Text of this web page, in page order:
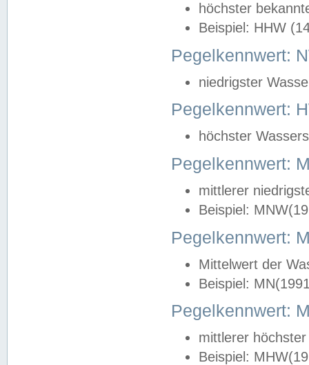
höchster
Beispiel: HHW
Pegelkennwert:
niedrigster
Pegelkennwert:
höchster
Pegelkennwert:
mittlerer
Beispiel:
Pegelkennwert:
Mittelwert der
Beispiel:
Pegelkennwert:
mittlerer
Beispiel: